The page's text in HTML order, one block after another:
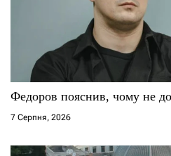
с
і
Федоров пояснив, чому не
7 Серпня, 2026